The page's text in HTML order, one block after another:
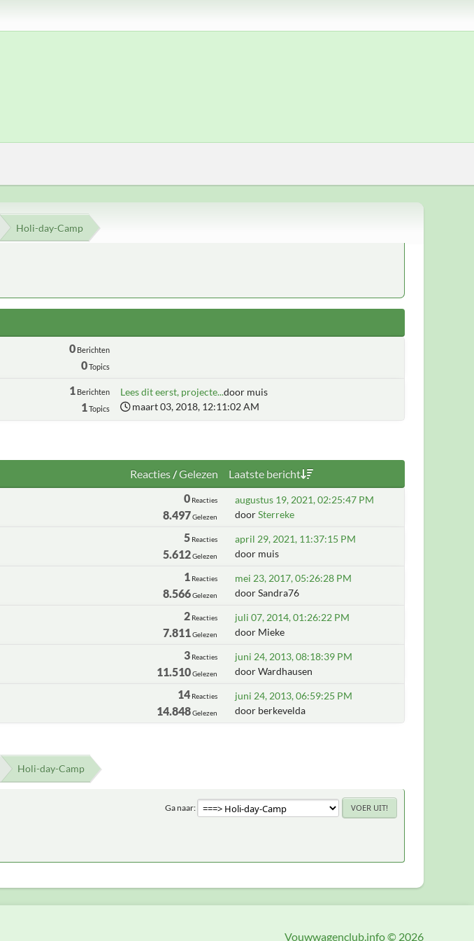
Holi-day-Camp
0Berichten
0Topics
1Berichten
1Topics
Lees dit eerst, projecte...door muis
maart 03, 2018, 12:11:02 AM
Reacties/Gelezen
Laatste bericht
0 Reacties
8.497Gelezen
augustus 19, 2021, 02:25:47 PM
doorSterreke
5 Reacties
5.612Gelezen
april 29, 2021, 11:37:15 PM
door muis
1 Reacties
8.566Gelezen
mei 23, 2017, 05:26:28 PM
door Sandra76
2 Reacties
7.811Gelezen
juli 07, 2014, 01:26:22 PM
door Mieke
3 Reacties
11.510Gelezen
juni 24, 2013, 08:18:39 PM
door Wardhausen
14 Reacties
14.848Gelezen
juni 24, 2013, 06:59:25 PM
door berkevelda
Holi-day-Camp
Ga naar
Vouwwagenclub.info © 2026